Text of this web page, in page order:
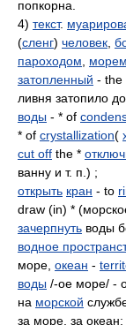
попкорна.
4) текст.
(сленг) человек
пароходом
морем
затопленный - the
ливня затопило
воды - * of
* of crystallization(
cut off the *
ванну и т. п.) ;
открыть кран - to
draw (in) *
зачерпнуть воды
водное
море, океан -
воды /-ое море/ -
на морской
за море, за океан;